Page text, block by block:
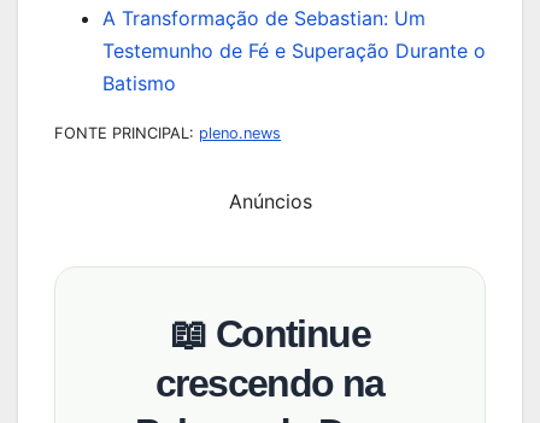
A Transformação de Sebastian: Um
Testemunho de Fé e Superação Durante o
Batismo
FONTE PRINCIPAL: pleno.news
Anúncios
📖 Continue
crescendo na